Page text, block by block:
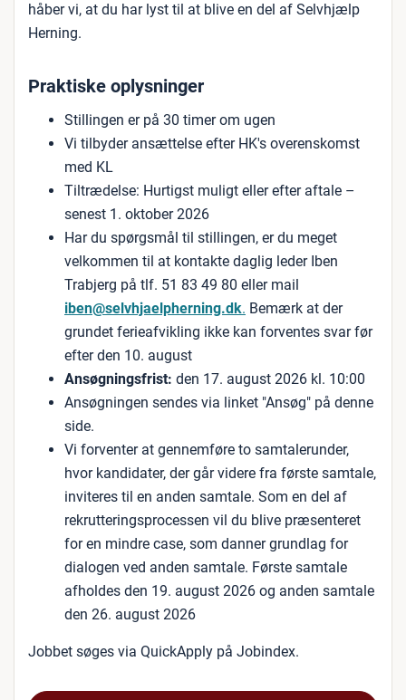
håber vi, at du har lyst til at blive en del af Selvhjælp
Herning.
Praktiske oplysninger
Stillingen er på 30 timer om ugen
Vi tilbyder ansættelse efter HK's overenskomst
med KL
Tiltrædelse: Hurtigst muligt eller efter aftale –
senest 1. oktober 2026
Har du spørgsmål til stillingen, er du meget
velkommen til at kontakte daglig leder Iben
Trabjerg på tlf. 51 83 49 80 eller mail
iben@selvhjaelpherning.dk. Bemærk at der
grundet ferieafvikling ikke kan forventes svar før
efter den 10. august
Ansøgningsfrist: den 17. august 2026 kl. 10:00
Ansøgningen sendes via linket "Ansøg" på denne
side.
Vi forventer at gennemføre to samtalerunder,
hvor kandidater, der går videre fra første samtale,
inviteres til en anden samtale. Som en del af
rekrutteringsprocessen vil du blive præsenteret
for en mindre case, som danner grundlag for
dialogen ved anden samtale. Første samtale
afholdes den 19. august 2026 og anden samtale
den 26. august 2026
Jobbet søges via QuickApply på Jobindex.